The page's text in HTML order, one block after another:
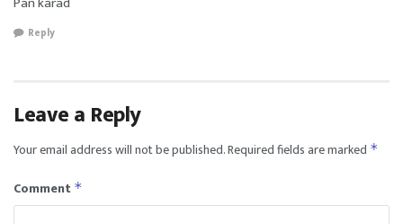
Reply
Leave a Reply
Your email address will not be published.Required fields are marked *
Comment *